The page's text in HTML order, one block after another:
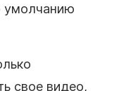
умолчанию
свое видео,